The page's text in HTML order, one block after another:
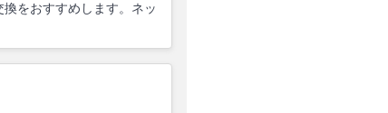
をおすすめします。ネッ